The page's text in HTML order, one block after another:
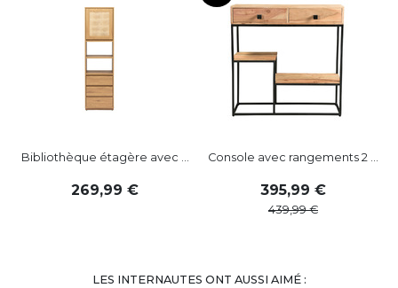
Bibliothèque étagère avec ...
269,99
Console avec rangements 2 ...
395,99
439,99
LES INTERNAUTES ONT AUSSI AIMÉ :